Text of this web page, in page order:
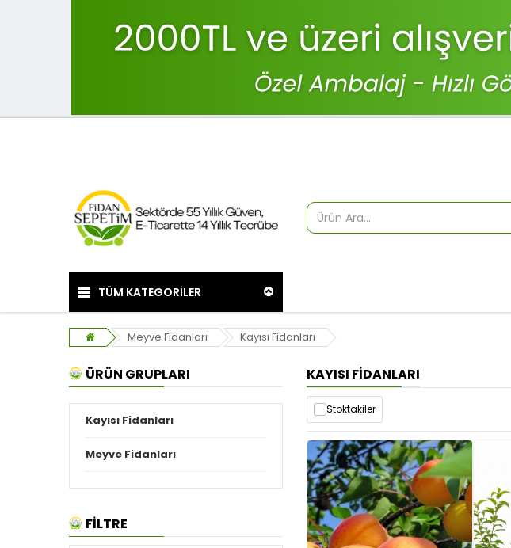
TÜM KATEGORİLER
Meyve Fidanları Kayısı Fidanları
ÜRÜN GRUPLARI
Kayısı Fidanları
Meyve Fidanları
FİLTRE
KAYISI FIDANLARI
Stoktakiler